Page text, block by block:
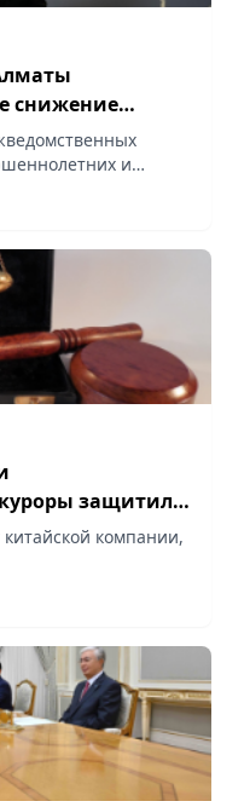
снижение
и
защитили
компании,